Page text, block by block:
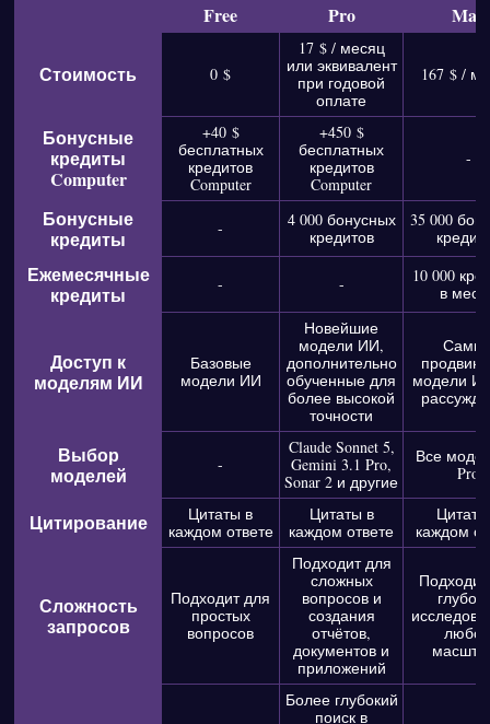
Free Pro Max
Стоимость 0 $
17 $ / месяц
или эквивалент
при годовой
оплате
167 $ /
Бонусные
кредиты
Computer
+40 $
бесплатных
кредитов
Computer
+450 $
бесплатных
кредитов
Computer
-
Бонусные
кредиты
-
4 000 бонусных
кредитов
35 000
Ежемесячные
кредиты
- -
10 000
в
Доступ к
моделям ИИ
Базовые
модели ИИ
Новейшие
модели ИИ,
дополнительно
обученные для
более высокой
точности
модели
Выбор
моделей
-
Claude Sonnet 5,
Gemini 3.1 Pro,
Sonar 2 и другие
Все
Pro
Цитирование
Цитаты в
каждом ответе
Цитаты в
каждом ответе
каждом
Сложность
запросов
Подходит для
простых
вопросов
Подходит для
сложных
вопросов и
создания
отчётов,
документов и
приложений
Более глубокий
поиск в